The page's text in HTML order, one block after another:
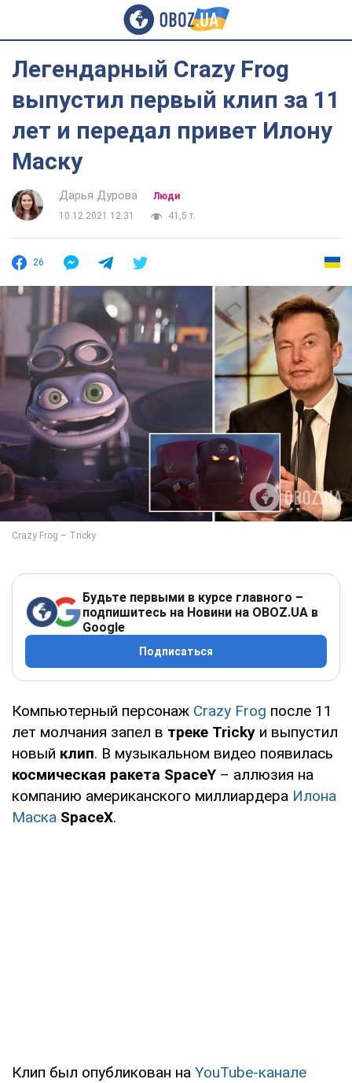
Легендарный Crazy Frog
выпустил первый клип за 11
лет и передал привет Илону
Маску
Дарья Дурова
Люди
10.12.2021 12:31
41,5 т.
26
Будьте первыми в курсе главного –
подпишитесь на Новини на OBOZ.UA в
Google
Подписаться
Компьютерный персонаж Crazy Frog после 11
лет молчания запел в треке Tricky и выпустил
новый клип. В музыкальном видео появилась
космическая ракета SpaceY – аллюзия на
компанию американского миллиардера Илона
Маска SpaceX.
Клип был опубликован на YouTube-канале